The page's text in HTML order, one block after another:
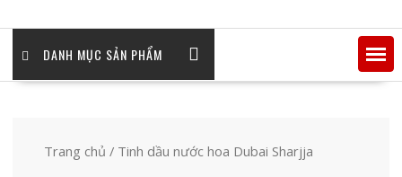
DANH MỤC SẢN PHẨM
Trang chủ / Tinh dầu nước hoa Dubai Sharjja